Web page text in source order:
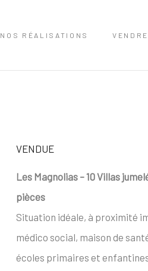
NOS RÉALISATIONS VENDRE
VENDUE
Les Magnolias – 10 Villas
pièces
Situation idéale, à proximité
médico social, maison de
écoles primaires et